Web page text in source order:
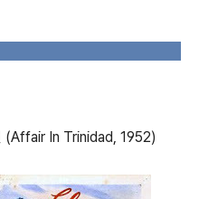
(Affair In Trinidad, 1952)